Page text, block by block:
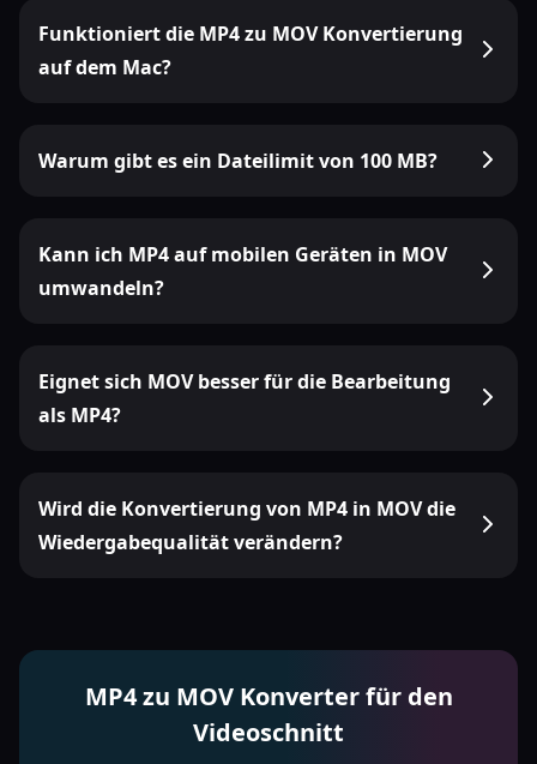
Funktioniert die MP4 zu MOV Konvertierung
auf dem Mac?
Warum gibt es ein Dateilimit von 100 MB?
Kann ich MP4 auf mobilen Geräten in MOV
umwandeln?
Eignet sich MOV besser für die Bearbeitung
als MP4?
Wird die Konvertierung von MP4 in MOV die
Wiedergabequalität verändern?
MP4 zu MOV Konverter für den
Videoschnitt